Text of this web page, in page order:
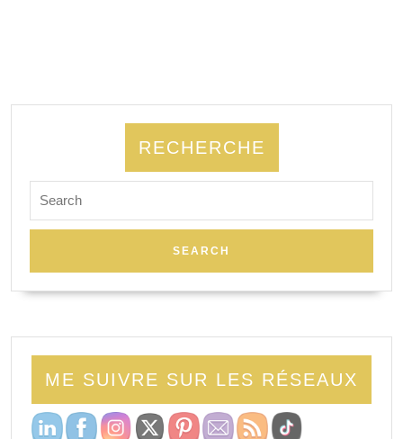
RECHERCHE
ME SUIVRE SUR LES RÉSEAUX